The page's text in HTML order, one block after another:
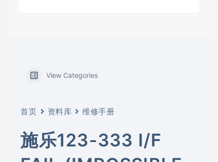
View Categories
首页 资料库 维修手册
施乐123-333 I/F